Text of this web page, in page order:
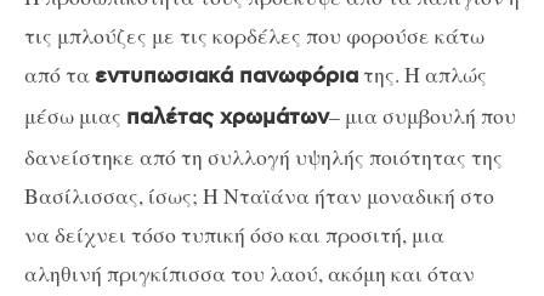
τις μπλούζες με τις κορδέλες που φορούσε κάτω
από τα εντυπωσιακά πανωφόριατης. Ή απλώς
μέσω μιας παλέτας χρωμάτων– μια συμβουλή που
δανείστηκε από τη συλλογή υψηλής ποιότητας της
Βασίλισσας, ίσως; Η Νταϊάνα ήταν μοναδική στο
να δείχνει τόσο τυπική όσο και προσιτή, μια
αληθινή πριγκίπισσα του λαού, ακόμη και όταν